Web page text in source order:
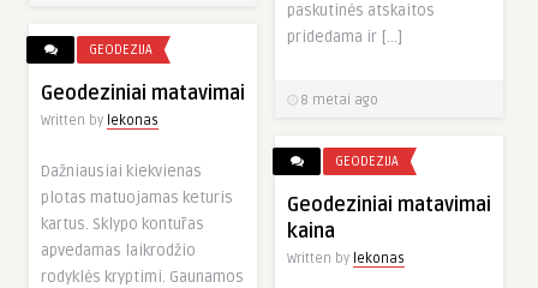
paskutinės atskaitos
pridedama ir […]
8 metai ago
GEODEZIJA
Geodeziniai matavimai
Written by lekonas
Dažniausiai kiekvienas
plotas matuojamas keturis
kartus. Sklypo kontūras
apvedamas laikrodžio
rodyklės kryptimi. Gaunamos
GEODEZIJA
Geodeziniai matavimai
kaina
Written by lekonas